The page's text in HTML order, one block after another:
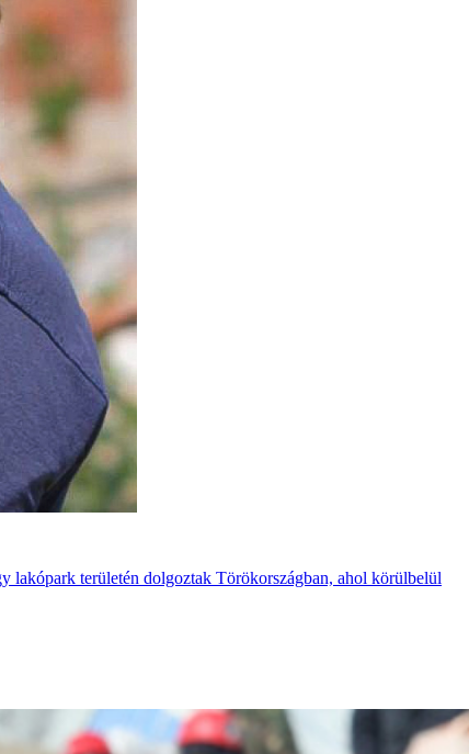
lakópark területén dolgoztak Törökországban, ahol körülbelül